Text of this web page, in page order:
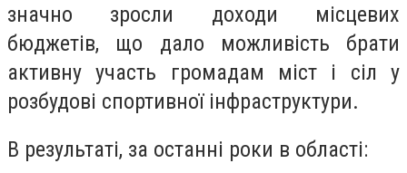
значно зросли доходи місцевих
бюджетів, що дало можливість брати
активну участь громадам міст і сіл у
розбудові спортивної інфраструктури.
В результаті, за останні роки в області: